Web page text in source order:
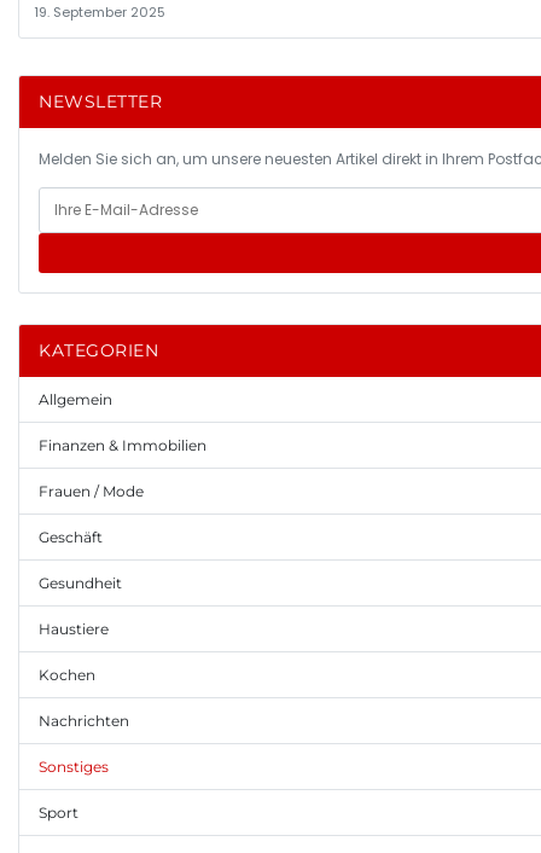
19. September 2025
NEWSLETTER
Melden Sie sich an, um unsere neuesten Artikel direkt in Ihrem
KATEGORIEN
Allgemein
Finanzen & Immobilien
Frauen / Mode
Geschäft
Gesundheit
Haustiere
Kochen
Nachrichten
Sonstiges
Sport